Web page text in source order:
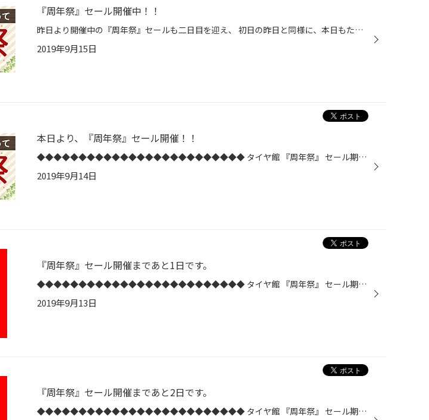
『周年祭』セール開催中！！
昨日より開催中の『周年祭』セールも二日目を迎え、 初日の昨日と同様に、本日もたくさんのお客様の ご来店をお待ちしております。 ◆◆◆◆◆◆◆◆◆◆◆◆◆◆◆◆◆◆◆◆◆◆◆◆◆ タイヤ館 『周年祭』 セール期間：9月14日(土)～9月30日(月)◆◆◆◆◆◆◆◆◆◆◆◆◆◆◆◆◆◆◆◆◆◆◆◆◆ いつも当店をご愛顧いただき、誠に...
2019年9月15日
本日より、『周年祭』セール開催！！
◆◆◆◆◆◆◆◆◆◆◆◆◆◆◆◆◆◆◆◆◆◆◆◆◆ タイヤ館 『周年祭』 セール期間：9月14日(土)～9月30日(月)◆◆◆◆◆◆◆◆◆◆◆◆◆◆◆◆◆◆◆◆◆◆◆◆◆ いつも当店をご愛顧いただき、誠にありがとうございます。この度、日頃の感謝を込めて『周年祭』を開催いたします。周年祭限定特典《ご来店プレゼント》《ご購入プレゼ...
2019年9月14日
『周年祭』セール開催まであと1日です。
◆◆◆◆◆◆◆◆◆◆◆◆◆◆◆◆◆◆◆◆◆◆◆◆◆ タイヤ館 『周年祭』 セール期間：9月14日(土)～9月30日(月)◆◆◆◆◆◆◆◆◆◆◆◆◆◆◆◆◆◆◆◆◆◆◆◆◆ いつも当店をご愛顧いただき、誠にありがとうございます。この度、日頃の感謝を込めて『周年祭』を開催いたします。周年祭限定特典《ご来店プレゼント》《ご購入プレゼ...
2019年9月13日
『周年祭』セール開催まであと2日です。
◆◆◆◆◆◆◆◆◆◆◆◆◆◆◆◆◆◆◆◆◆◆◆◆◆ タイヤ館 『周年祭』 セール期間：9月14日(土)～9月30日(月)◆◆◆◆◆◆◆◆◆◆◆◆◆◆◆◆◆◆◆◆◆◆◆◆◆ いつも当店をご愛顧いただき、誠にありがとうございます。この度、日頃の感謝を込めて『周年祭』を開催いたします。周年祭限定特典《ご来店プレゼント》《ご購入プレゼ...